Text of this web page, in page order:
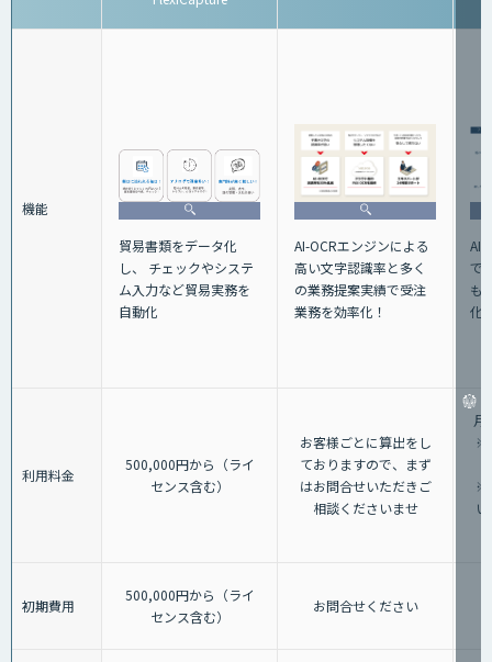
機能
貿易書類をデータ化
し、 チェックやシステ
ム入力など貿易実務を
自動化
AI-OCRエンジンによる
高い文字認識率と多く
の業務提案実績で受注
業務を効率化！
AI-
で
も
化
利用料金
500,000円から（ライ
センス含む）
お客様ごとに算出をし
ておりますので、まず
はお問合せいただきご
相談くださいませ
月
※
※
初期費用
500,000円から（ライ
センス含む）
お問合せください